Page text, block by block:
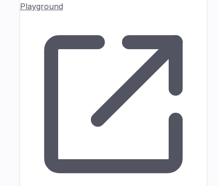
Playground